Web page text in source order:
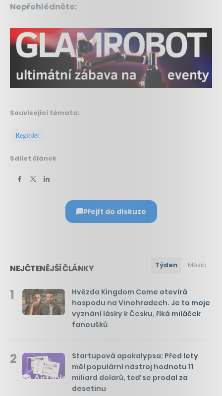
Nepřehlédněte:
Související témata:
RegioJet
Sdílet článek
Přejít do diskuze
NEJČTENĚJŠÍ ČLÁNKY Týden Měsíc
1
Hvězda Kingdom Come otevírá
hospodu na Vinohradech. Je to moje
vyznání lásky k Česku, říká miláček
fanoušků
2
Startupová apokalypsa: Před lety
měl populární nástroj hodnotu 11
miliard dolarů, teď se prodal za
desetinu